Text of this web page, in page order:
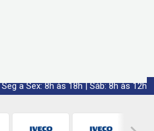
Seg a Sex: 8h às 18h | Sáb: 8h às 12h